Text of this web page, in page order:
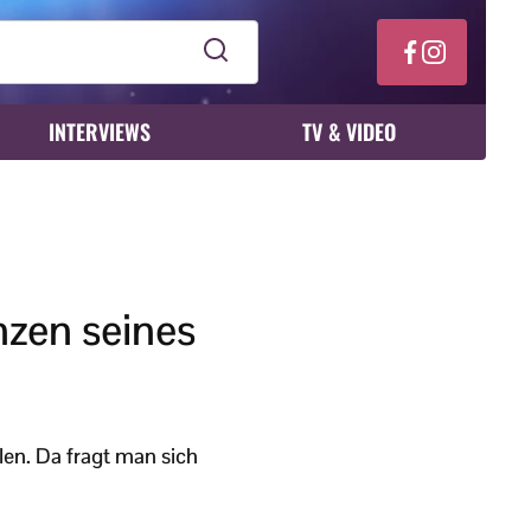
INTERVIEWS TV & VIDEO
seines
Da fragt man sich